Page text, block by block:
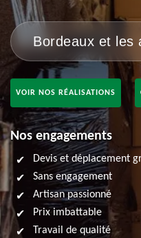
Bordeaux et les
VOIR NOS RÉALISATIONS
Nos engagements
Devis et déplacement
Sans engagement
Artisan passionné
Prix imbattable
Travail de qualité